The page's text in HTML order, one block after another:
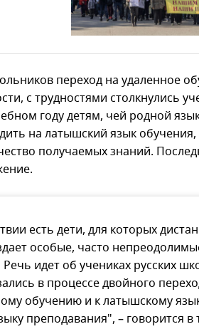
переход на удаленное
с трудностями столкнулись
году детям, чей родной
на латышский язык обучения,
получаемых знаний.
есть дети, для которых
особые, часто
Речь идет об учениках русских
в процессе двойного
обучению и к латышскому
преподавания", – говорится в